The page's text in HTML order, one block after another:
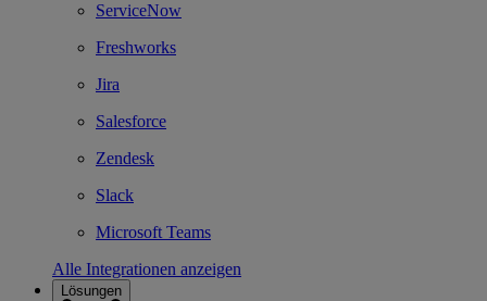
ServiceNow
Freshworks
Jira
Salesforce
Zendesk
Slack
Microsoft Teams
Alle Integrationen anzeigen
Lösungen